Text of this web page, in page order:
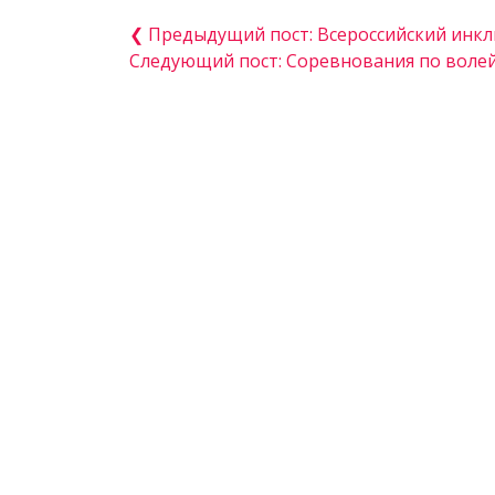
❮ Предыдущий пост: Всероссийский
Следующий пост: Соревнования по